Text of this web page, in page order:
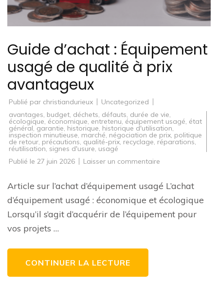
Guide d’achat : Équipement
usagé de qualité à prix
avantageux
Publié par christiandurieux
Uncategorized
avantages, budget, déchets, défauts, durée de vie,
écologique, économique, entretenu, équipement usagé, état
général,garantie, historique, historique d'utilisation,
inspection minutieuse, marché, négociation de prix, politique
de retour, précautions, qualité-prix, recyclage, réparations,
réutilisation, signes d'usure, usagé
Publié le 27 juin 2026 Laisser un commentaire
Équipement
usagé
de
à
Article sur l’achat d’équipement usagé L’achat
d’équipement usagé : économique et écologique
Lorsqu’il s’agit d’acquérir de l’équipement pour
vos projets …
CONTINUER LA LECTURE